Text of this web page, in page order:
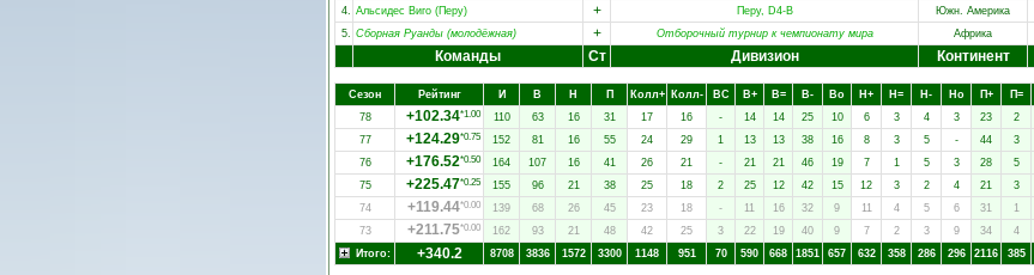
4. Альсидес Виго (Перу) + Перу, D4-B Южн. Америка
5. Сборная Руанды (молодёжная) + Отборочный турнир к чемпионату мира Африка
Команды Ст Дивизион Континент
Сезон Рейтинг И В Н П Колл+ Колл- ВC В+ В= В- Вo Н+ Н= Н- Нo П+ П=
78
+102.34*1.00 110 63 16 31 17 16 - 14 14 25 10 6 3 4 3 23 2
77
+124.29*0.75 152 81 16 55 24 29 1 13 13 38 16 8 3 5 - 44 3
76
+176.52*0.50 164 107 16 41 26 21 - 21 21 46 19 7 1 5 3 28 5
75
+225.47*0.25 155 96 21 38 25 18 2 25 12 42 15 12 3 2 4 21 3
74
+119.44*0.00 139 68 26 45 23 18 - 11 16 32 9 11 4 5 6 31 1
73
+211.75*0.00 162 93 21 48 42 25 3 22 19 40 9 7 2 3 9 34 4
Итого:
+340.2 8708 3836 1572 3300 1148 951 70 590 668 1851 657 632 358 286 296 2116 385